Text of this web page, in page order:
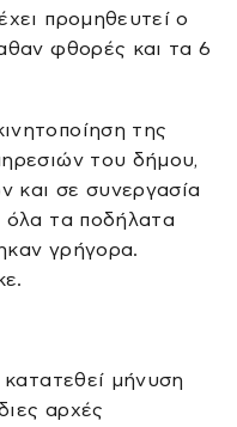
προμηθευτεί ο
φθορές και τα 6
της
του δήμου,
και σε συνεργασία
όλα τα ποδήλατα
γρήγορα.
κατατεθεί μήνυση
αρχές